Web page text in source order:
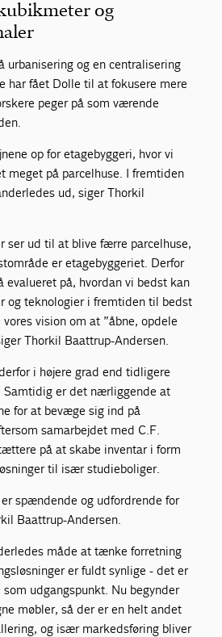
og
urbanisering og en centralisering
har fået Dolle til at fokusere mere
peger på som værende
op for etagebyggeri, hvor vi
meget på parcelhuse. I fremtiden
ud, siger Thorkil
ser ud til at blive færre parcelhuse,
er etagebyggeriet. Derfor
evalueret på, hvordan vi bedst kan
og teknologier i fremtiden til bedst
vision om at ”åbne, opdele
Thorkil Baattrup-Andersen.
i højere grad end tidligere
Samtidig er det nærliggende at
for at bevæge sig ind på
samarbejdet med C.F.
på at skabe inventar i form
til især studieboliger.
spændende og udfordrende for
Baattrup-Andersen.
måde at tænke forretning
er fuldt synlige - det er
udgangspunkt. Nu begynder
møbler, så der er en helt andet
og især markedsføring bliver